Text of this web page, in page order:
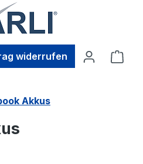
widerrufen
Akkus